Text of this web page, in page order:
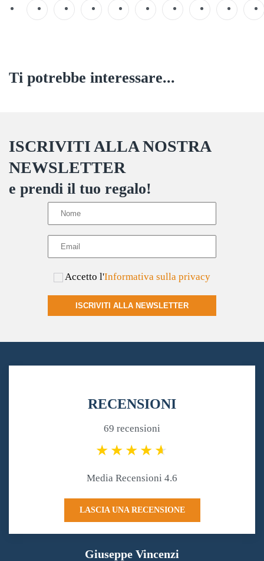
Ti potrebbe interessare...
ISCRIVITI ALLA NOSTRA
NEWSLETTER
e prendi il tuo regalo!
Accetto l'Informativa sulla privacy
ISCRIVITI ALLA NEWSLETTER
RECENSIONI
69 recensioni
Media Recensioni 4.6
LASCIA UNA RECENSIONE
Giuseppe Vincenzi